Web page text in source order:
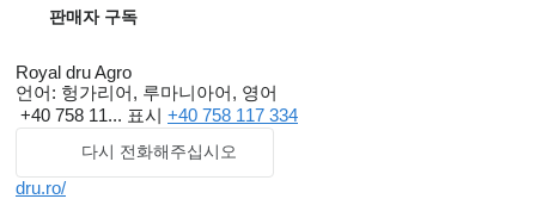
판매자 구독
Royal dru Agro
언어: 헝가리어, 루마니아어, 영어
+40 758 11... 표시 +40 758 117 334
다시 전화해주십시오
dru.ro/